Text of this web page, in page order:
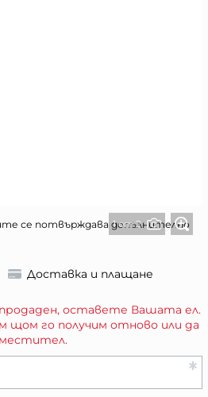
1 от 2
се потвърждава допълнително
Доставка и плащане
оставете Вашата ел.
щом го получим отново или да